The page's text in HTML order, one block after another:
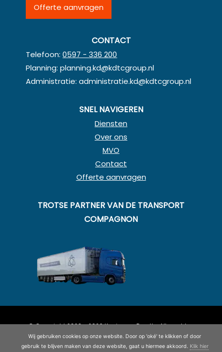
Offerte aanvragen
CONTACT
Telefoon:0597 - 336 200
Planning:planning.kd@kdtcgroup.nl
Administratie:administratie.kd@kdtcgroup.nl
SNEL NAVIGEREN
Diensten
Over ons
MVO
Contact
Offerte aanvragen
TROTSE PARTNER VAN DE TRANSPORT
COMPAGNON
© Copyright 2020 - 2026Koning en Drenth· Alle rechten
voorbehouden
©2026| Website ontwikkeling doorWEBSITEBEREIKT.NL
Wij gebruiken cookies op onze website. Door op 'oké' te klikken of door
gebruik te blijven maken van deze website, gaat u hiermee akkoord. Klik hier